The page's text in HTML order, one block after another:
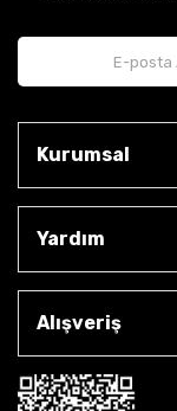
Kurumsal
Yardım
Alışveriş